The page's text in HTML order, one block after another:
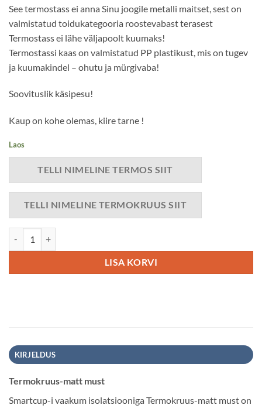
See termostass ei anna Sinu joogile metalli maitset, sest on
valmistatud toidukategooria roostevabast terasest
Termostass ei lähe väljapoolt kuumaks!
Termostassi kaas on valmistatud PP plastikust, mis on tugev
ja kuumakindel – ohutu ja mürgivaba!
Soovituslik käsipesu!
Kaup on kohe olemas, kiire tarne !
Laos
TELLI NIMELINE TERMOS SIIT
TELLI NIMELINE TERMOKRUUS SIIT
LISA KORVI
KIRJELDUS
Termokruus-matt must
Smartcup-i vaakum isolatsiooniga Termokruus-matt must on